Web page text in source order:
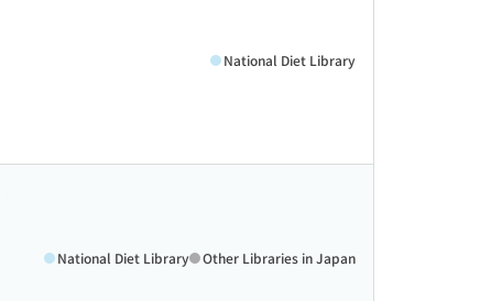
National Diet Library
National Diet Library Other Libraries in Japan